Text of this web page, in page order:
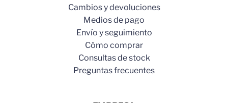
Cambios y devoluciones
Medios de pago
Envío y seguimiento
Cómo comprar
Consultas de stock
Preguntas frecuentes